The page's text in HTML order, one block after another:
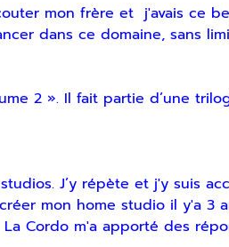
mon frère et j'avais ce
dans ce domaine, sans
2 ». Il fait partie d’une
J’y répète et j'y suis
mon home studio il y'a
Cordo m'a apporté des